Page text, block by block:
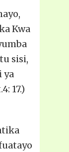
Kwa
sisi,
ya
17.)